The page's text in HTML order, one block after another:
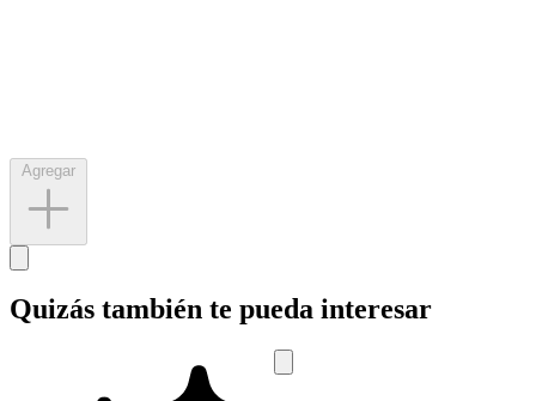
Quizás también te pueda interesar